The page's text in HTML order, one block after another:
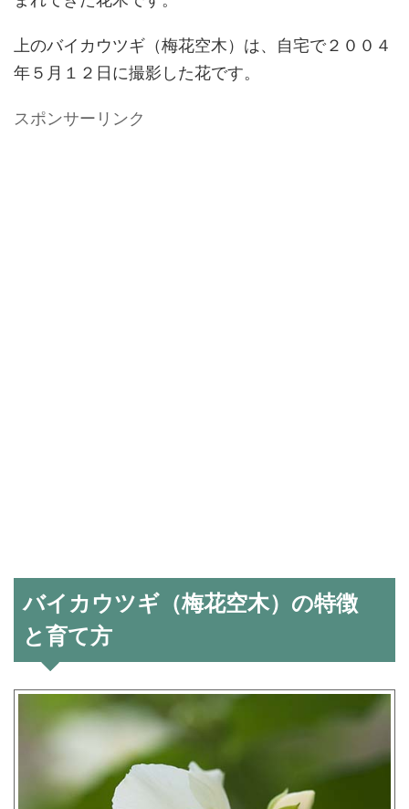
上のバイカウツギ（梅花空木）は、自宅で２００４
年５月１２日に撮影した花です。
スポンサーリンク
バイカウツギ（梅花空木）の特徴
と育て方